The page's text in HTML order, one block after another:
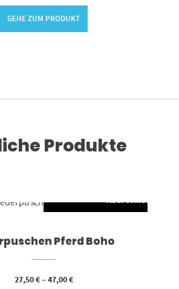
GEHE ZUM PRODUKT
Produkte
Dieses Produkt weist mehrere Varianten auf. Die Optionen können auf der Produktseite gewählt werden
Pferd Boho
27,50€–47,00€Preisspanne: